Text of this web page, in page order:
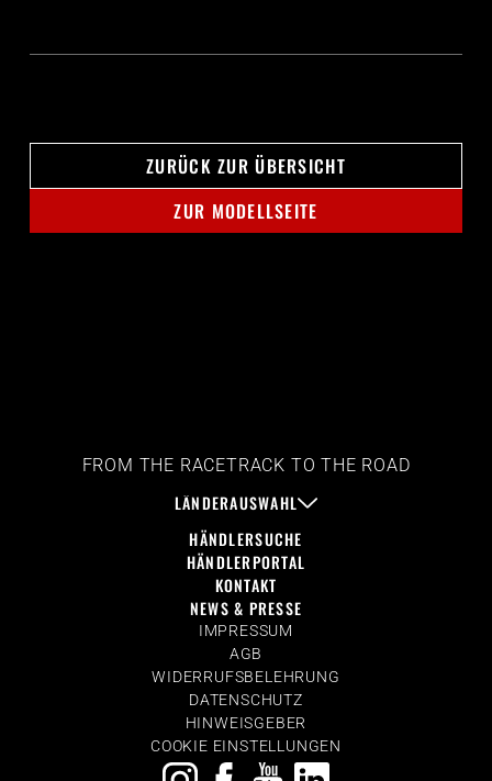
ZURÜCK ZUR ÜBERSICHT
ZUR MODELLSEITE
FROM THE RACETRACK TO THE ROAD
LÄNDERAUSWAHL
HÄNDLERSUCHE
HÄNDLERPORTAL
KONTAKT
NEWS & PRESSE
IMPRESSUM
AGB
WIDERRUFSBELEHRUNG
DATENSCHUTZ
HINWEISGEBER
COOKIE EINSTELLUNGEN